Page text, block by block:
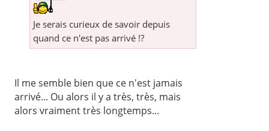
Je serais curieux de savoir depuis
quand ce n'est pas arrivé !?
Il me semble bien que ce n'est jamais
arrivé... Ou alors il y a très, très, mais
alors vraiment très longtemps...